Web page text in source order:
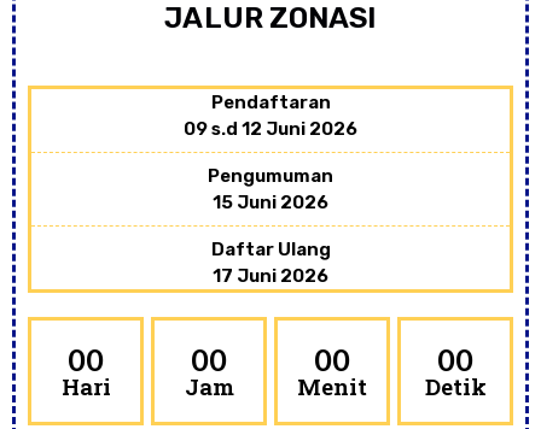
JALUR ZONASI
Pendaftaran
09 s.d 12 Juni 2026
Pengumuman
15 Juni 2026
Daftar Ulang
17 Juni 2026
00
Hari
00
Jam
00
Menit
00
Detik